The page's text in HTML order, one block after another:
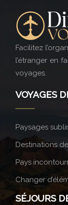
Facilitez
l’étranger en
voyages.
VOYAGES
Paysages
Destinations
Pays
Changer
SÉJOURS